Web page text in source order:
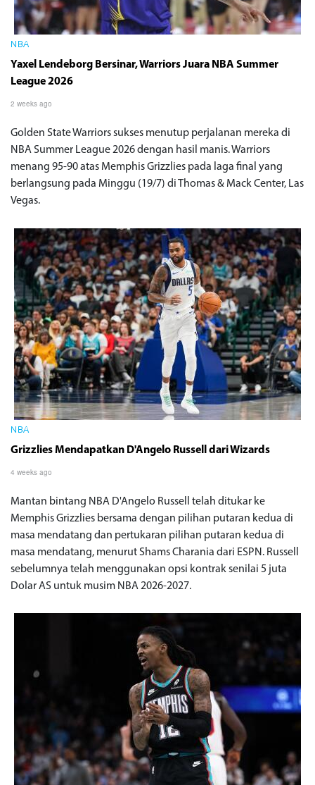
NBA
Yaxel Lendeborg Bersinar, Warriors Juara NBA Summer
League 2026
2 weeks ago
Golden State Warriors sukses menutup perjalanan mereka di
NBA Summer League 2026 dengan hasil manis. Warriors
menang 95-90 atas Memphis Grizzlies pada laga final yang
berlangsung pada Minggu (19/7) di Thomas & Mack Center, Las
Vegas.
NBA
Grizzlies Mendapatkan D'Angelo Russell dari Wizards
4 weeks ago
Mantan bintang NBA D'Angelo Russell telah ditukar ke
Memphis Grizzlies bersama dengan pilihan putaran kedua di
masa mendatang dan pertukaran pilihan putaran kedua di
masa mendatang, menurut Shams Charania dari ESPN. Russell
sebelumnya telah menggunakan opsi kontrak senilai 5 juta
Dolar AS untuk musim NBA 2026-2027.